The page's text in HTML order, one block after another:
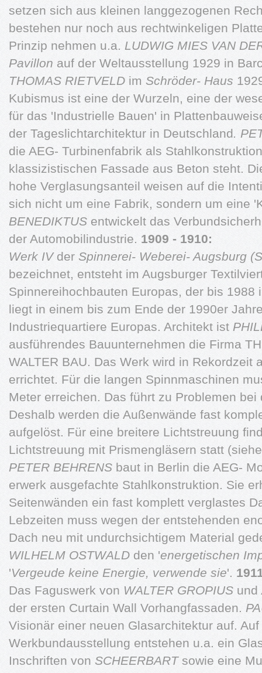
setzen sich aus kleinen langgezogenen
bestehen nur noch aus rechtwinkeligen
Prinzip nehmen u.a. LUDWIG MIES VAN
Pavillon auf der Weltausstellung 1929 in
THOMAS RIETVELD im Schröder- Haus
Kubismus ist eine der Wurzeln, eine der
für das 'Industrielle Bauen' in
der Tageslichtarchitektur in Deutschland.
die AEG- Turbinenfabrik als
klassizistischen Fassade aus Beton steht.
hohe Verglasungsanteil weisen auf die
sich nicht um eine Fabrik, sondern um eine
BENEDIKTUS entwickelt das
der Automobilindustrie. 1909 - 1910:
Werk IVder Spinnerei- Weberei- Augsburg
bezeichnet, entsteht im Augsburger
Spinnereihochbauten Europas, der bis 1988
liegt in einem bis zum Ende der 1990er
Industriequartiere Europas. Architekt ist
ausführendes Bauunternehmen die Firma
WALTER BAU. Das Werk wird in Rekordzeit
errichtet. Für die langen Spinnmaschinen
Meter erreichen. Das führt zu Problemen
Deshalb werden die Außenwände fast
aufgelöst. Für eine breitere Lichtstreuung
Lichtstreuung mit Prismengläsern statt
PETER BEHRENS baut in Berlin die AEG-
erwerk ausgefachte Stahlkonstruktion. Sie
Seitenwänden ein fast komplett verglastes
Lebzeiten muss wegen der entstehenden
Dach neu mit undurchsichtigem Material
WILHELM OSTWALD den 'energetischen
'Vergeude keine Energie, verwende sie'.
Das Faguswerk von WALTER GROPIUS und
der ersten Curtain Wall Vorhangfassaden.
Visionär einer neuen Glasarchitektur auf.
Werkbundausstellung entstehen u.a. ein
Inschriften von SCHEERBARTsowie eine